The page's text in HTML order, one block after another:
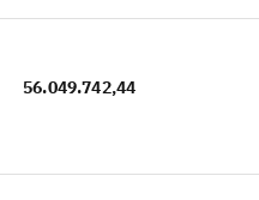
56.049.742,44